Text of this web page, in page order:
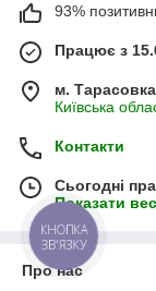
93%
Працює з
м. Тарасовка
Київська
Контакти
Сьогодні
Показати
Про нас
КНОПКА
ЗВ'ЯЗКУ